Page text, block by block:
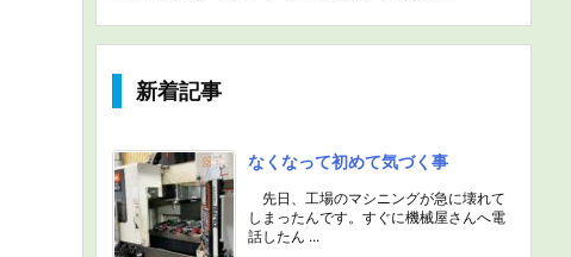
新着記事
なくなって初めて気づく事
先日、工場のマシニングが急に壊れて
しまったんです。すぐに機械屋さんへ電
話したん ...